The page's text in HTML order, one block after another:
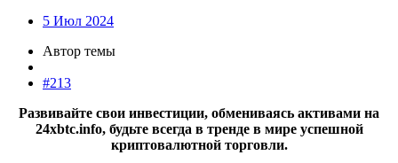
5 Июл 2024
Автор темы
#213
Развивайте свои инвестиции, обмениваясь активами на
24xbtc.info, будьте всегда в тренде в мире успешной
криптовалютной торговли.